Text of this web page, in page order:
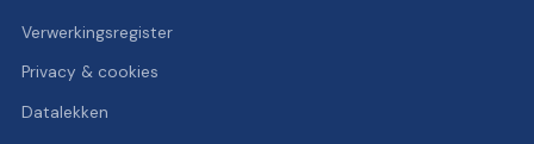
Verwerkingsregister
Privacy & cookies
Datalekken